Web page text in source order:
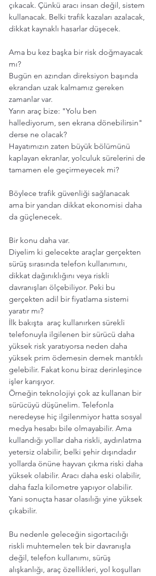
çıkacak. Çünkü aracı insan değil, sistem
kullanacak. Belki trafik kazaları azalacak,
dikkat kaynaklı hasarlar düşecek.
Ama bu kez başka bir risk doğmayacak
mı?
Bugün en azından direksiyon başında
ekrandan uzak kalmamız gereken
zamanlar var.
Yarın araç bize: "Yolu ben
hallediyorum, sen ekrana dönebilirsin"
derse ne olacak?
Hayatımızın zaten büyük bölümünü
kaplayan ekranlar, yolculuk sürelerini de
tamamen ele geçirmeyecek mi?
Böylece trafik güvenliği sağlanacak
ama bir yandan dikkat ekonomisi daha
da güçlenecek.
Bir konu daha var.
Diyelim ki gelecekte araçlar gerçekten
sürüş sırasında telefon kullanımını,
dikkat dağınıklığını veya riskli
davranışları ölçebiliyor. Peki bu
gerçekten adil bir fiyatlama sistemi
yaratır mı?
İlk bakışta  araç kullanırken sürekli
telefonuyla ilgilenen bir sürücü daha
yüksek risk yaratıyorsa neden daha
yüksek prim ödemesin demek mantıklı
gelebilir. Fakat konu biraz derinleşince
işler karışıyor.
Örneğin teknolojiyi çok az kullanan bir
sürücüyü düşünelim. Telefonla
neredeyse hiç ilgilenmiyor hatta sosyal
medya hesabı bile olmayabilir. Ama
kullandığı yollar daha riskli, aydınlatma
yetersiz olabilir, belki şehir dışındadır
yollarda önüne hayvan çıkma riski daha
yüksek olabilir. Aracı daha eski olabilir,
daha fazla kilometre yapıyor olabilir.
Yani sonuçta hasar olasılığı yine yüksek
çıkabilir.
Bu nedenle geleceğin sigortacılığı
riskli muhtemelen tek bir davranışla
değil, telefon kullanımı, sürüş
alışkanlığı, araç özellikleri, yol koşulları